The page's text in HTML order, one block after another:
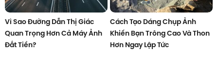
Vì Sao Đường Dẫn Thị Giác
Quan Trọng Hơn Cả Máy Ảnh
Đắt Tiền?
Cách Tạo Dáng Chụp Ảnh
Khiến Bạn Trông Cao Và Thon
Hơn Ngay Lập Tức